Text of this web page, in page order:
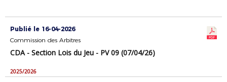
Publié le 16-04-2026
Commission des Arbitres
CDA - Section Lois du Jeu - PV 09 (07/04/26)
2025/2026